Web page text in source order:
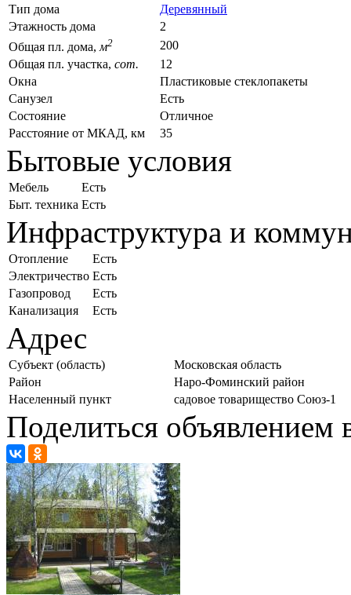
Тип дома
Деревянный
Этажность дома
2
Общая пл. дома, м2
200
Общая пл. участка, сот.
12
Окна
Пластиковые стеклопакеты
Санузел
Есть
Состояние
Отличное
Расстояние от МКАД, км
35
Бытовые условия
Мебель
Есть
Быт. техника Есть
Инфраструктура и
Отопление
Есть
Электричество Есть
Газопровод
Есть
Канализация
Есть
Адрес
Субъект (область)
Московская область
Район
Наро-Фоминский район
Населенный пункт
садовое товарищество Союз-1
Поделиться объявлением